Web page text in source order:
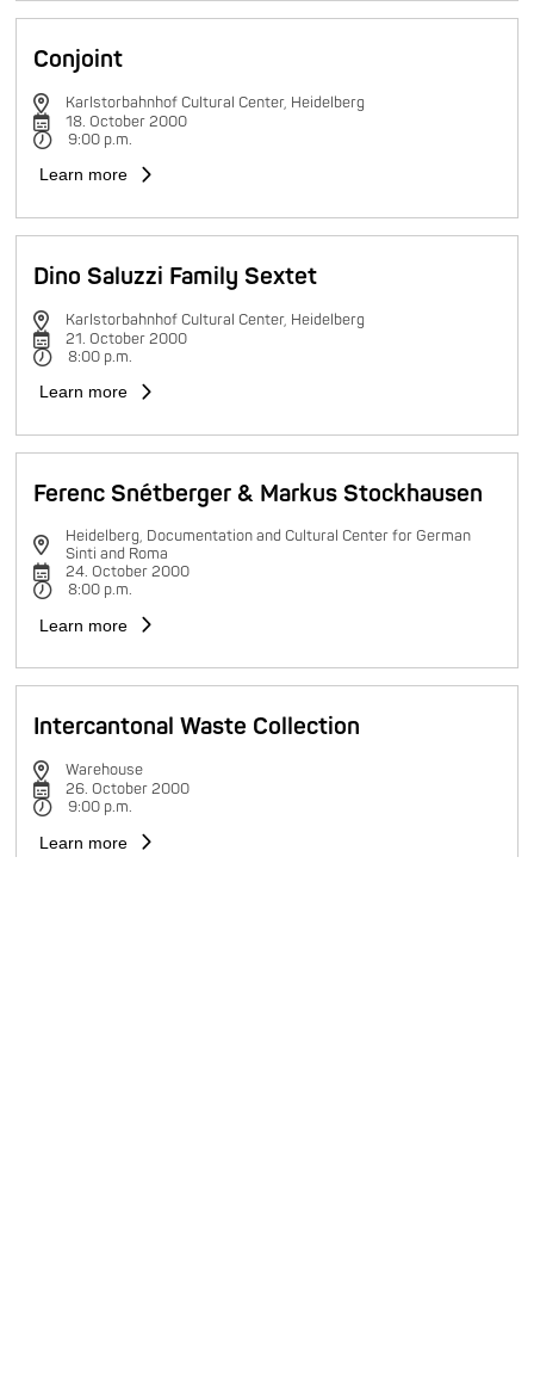
Conjoint
Karlstorbahnhof Cultural Center, Heidelberg
18. October 2000
9:00 p.m.
Learn more
Dino Saluzzi Family Sextet
Karlstorbahnhof Cultural Center, Heidelberg
21. October 2000
8:00 p.m.
Learn more
Ferenc Snétberger & Markus Stockhausen
Heidelberg, Documentation and Cultural Center for German
Sinti and Roma
24. October 2000
8:00 p.m.
Learn more
Intercantonal Waste Collection
Warehouse
26. October 2000
9:00 p.m.
Learn more